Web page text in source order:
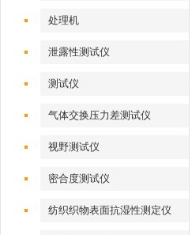
处理机
泄露性测试仪
测试仪
气体交换压力差测试仪
视野测试仪
密合度测试仪
纺织织物表面抗湿性测定仪